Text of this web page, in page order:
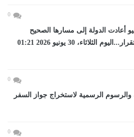
0
ثورة 30 يونيو أعادت الدولة إلى مسارها الصحيح
ورسخت دعائم الاستقرار...اليوم الثلاثاء، 30 يونيو 2026 01:21
0
والرسوم الرسمية لاستخراج جواز السفر
0